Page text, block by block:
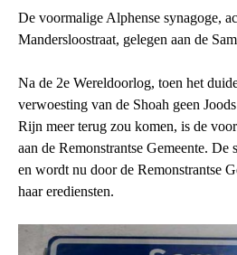
De voormalige Alphense synagoge,
Mandersloostraat, gelegen aan de
Na de 2e Wereldoorlog, toen het
verwoesting van de Shoah geen
Rijn meer terug zou komen, is de
aan de Remonstrantse Gemeente. De
en wordt nu door de Remonstrantse
haar erediensten.